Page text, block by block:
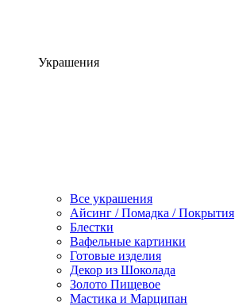
Украшения
Все украшения
Айсинг / Помадка / Покрытия
Блестки
Вафельные картинки
Готовые изделия
Декор из Шоколада
Золото Пищевое
Мастика и Марципан